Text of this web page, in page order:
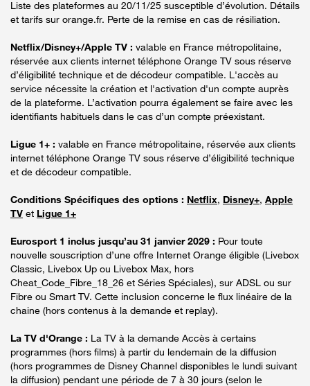
Liste des plateformes au 20/11/25 susceptible d’évolution. Détails
et tarifs sur orange.fr. Perte de la remise en cas de résiliation.
Netflix/Disney+/Apple TV : valable en France métropolitaine,
réservée aux clients internet téléphone Orange TV sous réserve
d’éligibilité technique et de décodeur compatible. L'accès au
service nécessite la création et l'activation d'un compte auprès
de la plateforme. L’activation pourra également se faire avec les
identifiants habituels dans le cas d’un compte préexistant.
Ligue 1+ : valable en France métropolitaine, réservée aux clients
internet téléphone Orange TV sous réserve d’éligibilité technique
et de décodeur compatible.
Conditions Spécifiques des options : Netflix, Disney+, Apple
TV et Ligue 1+
Eurosport 1 inclus jusqu’au 31 janvier 2029 : Pour toute
nouvelle souscription d’une offre Internet Orange éligible (Livebox
Classic, Livebox Up ou Livebox Max, hors
Cheat_Code_Fibre_18_26 et Séries Spéciales), sur ADSL ou sur
Fibre ou Smart TV. Cette inclusion concerne le flux linéaire de la
chaine (hors contenus à la demande et replay).
La TV d'Orange : La TV à la demande Accès à certains
programmes (hors films) à partir du lendemain de la diffusion
(hors programmes de Disney Channel disponibles le lundi suivant
la diffusion) pendant une période de 7 à 30 jours (selon le